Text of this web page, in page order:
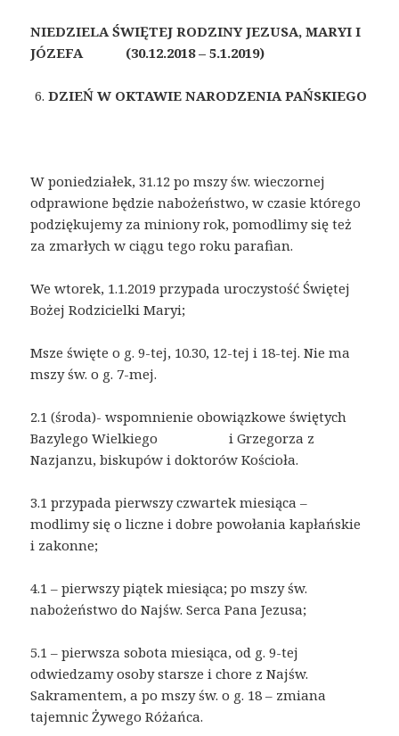
NIEDZIELA ŚWIĘTEJ RODZINY JEZUSA, MARYI I
JÓZEFA
(30.12.2018 – 5.1.2019)
DZIEŃ W OKTAWIE NARODZENIA PAŃSKIEGO
W poniedziałek, 31.12 po mszy św. wieczornej
odprawione będzie nabożeństwo, w czasie którego
podziękujemy za miniony rok, pomodlimy się też
za zmarłych w ciągu tego roku parafian.
We wtorek, 1.1.2019 przypada uroczystość Świętej
Bożej Rodzicielki Maryi;
Msze święte o g. 9-tej, 10.30, 12-tej i 18-tej. Nie ma
mszy św. o g. 7-mej.
2.1 (środa)- wspomnienie obowiązkowe świętych
Bazylego Wielkiego i Grzegorza z
Nazjanzu, biskupów i doktorów Kościoła.
3.1 przypada pierwszy czwartek miesiąca –
modlimy się o liczne i dobre powołania kapłańskie
i zakonne;
4.1 – pierwszy piątek miesiąca; po mszy św.
nabożeństwo do Najśw. Serca Pana Jezusa;
5.1 – pierwsza sobota miesiąca, od g. 9-tej
odwiedzamy osoby starsze i chore z Najśw.
Sakramentem, a po mszy św. o g. 18 – zmiana
tajemnic Żywego Różańca.